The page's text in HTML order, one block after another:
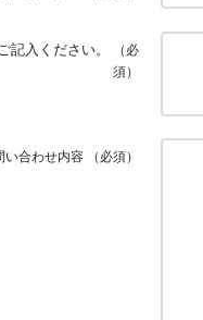
記入ください。
（必
須）
い合わせ内容 （必須）